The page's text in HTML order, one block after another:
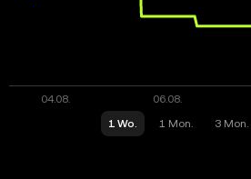
1 Wo. 1 Mon. 3 Mon.